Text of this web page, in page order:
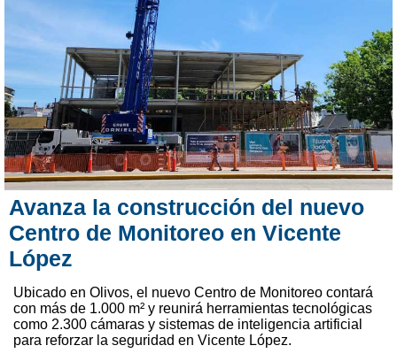
Avanza la construcción del nuevo
Centro de Monitoreo en Vicente
López
Ubicado en Olivos, el nuevo Centro de Monitoreo contará
con más de 1.000 m² y reunirá herramientas tecnológicas
como 2.300 cámaras y sistemas de inteligencia artificial
para reforzar la seguridad en Vicente López.